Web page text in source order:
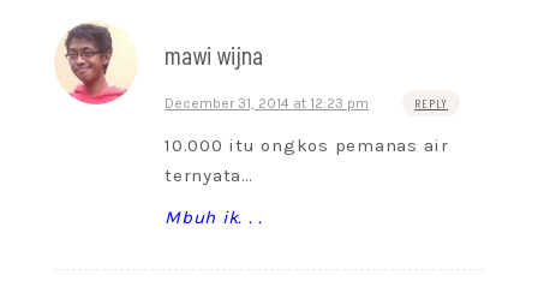
mawi wijna
December 31, 2014 at 12:23 pm REPLY
10.000 itu ongkos pemanas air
ternyata…
Mbuh ik. . .